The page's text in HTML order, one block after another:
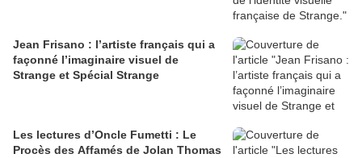
Jean Frisano : l’artiste français qui a
façonné l’imaginaire visuel de
Strange et Spécial Strange
Les lectures d’Oncle Fumetti : Le
Procès des Affamés de Jolan Thomas